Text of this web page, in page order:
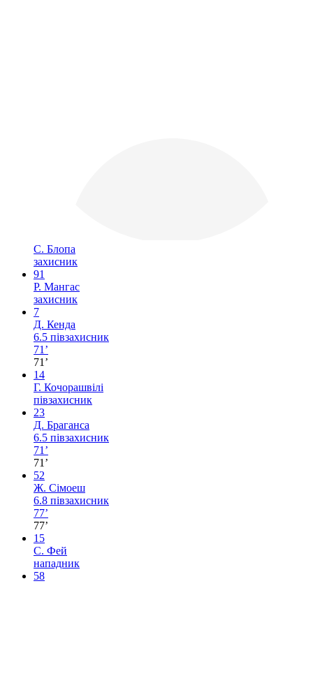
С. Блопа
захисник
91
Р. Мангас
захисник
7
Д. Кенда
6.5 півзахисник
71’
71’
14
Г. Кочорашвілі
півзахисник
23
Д. Браганса
6.5 півзахисник
71’
71’
52
Ж. Сімоеш
6.8 півзахисник
77’
77’
15
С. Фей
нападник
58